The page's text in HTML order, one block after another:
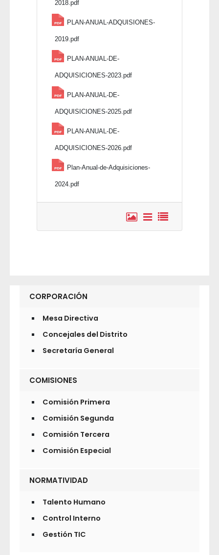
2018.pdf
PLAN-ANUAL-ADQUISIONES-
2019.pdf
PLAN-ANUAL-DE-
ADQUISICIONES-2023.pdf
PLAN-ANUAL-DE-
ADQUISICIONES-2025.pdf
PLAN-ANUAL-DE-
ADQUISICIONES-2026.pdf
Plan-Anual-de-Adquisiciones-
2024.pdf
CORPORACIÓN
Mesa Directiva
Concejales del Distrito
Secretaría General
COMISIONES
Comisión Primera
Comisión Segunda
Comisión Tercera
Comisión Especial
NORMATIVIDAD
Talento Humano
Control Interno
Gestión TIC